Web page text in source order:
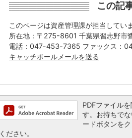
この記
このページは資産管理課が担当していま
所在地：〒275-8601 千葉県習志野市
電話：047-453-7365 ファックス：
キャッチボールメールを送る
PDFファイル
す。お持ちで
ードボタンを
ください。